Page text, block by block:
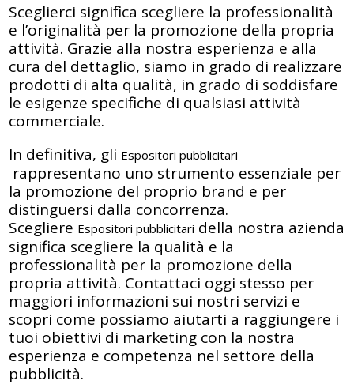
Sceglierci significa scegliere la professionalità
e l’originalità per la promozione della propria
attività. Grazie alla nostra esperienza e alla
cura del dettaglio, siamo in grado di realizzare
prodotti di alta qualità, in grado di soddisfare
le esigenze specifiche di qualsiasi attività
commerciale.
In definitiva, gli Espositori pubblicitari
rappresentano uno strumento essenziale per
la promozione del proprio brand e per
distinguersi dalla concorrenza.
Scegliere Espositori pubblicitari della nostra azienda
significa scegliere la qualità e la
professionalità per la promozione della
propria attività. Contattaci oggi stesso per
maggiori informazioni sui nostri servizi e
scopri come possiamo aiutarti a raggiungere i
tuoi obiettivi di marketing con la nostra
esperienza e competenza nel settore della
pubblicità.